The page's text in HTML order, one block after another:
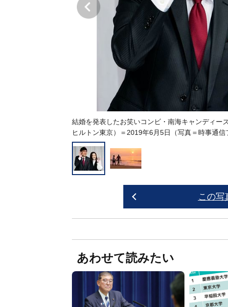
結婚を発表したお笑いコンビ・南海キャンディー
ヒルトン東京）＝2019年6月5日（写真＝時事通信
この写
あわせて読みたい